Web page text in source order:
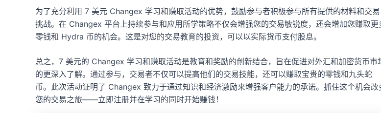
为了充分利用 7 美元 Changex 学习和赚取活动的优势，鼓励参与者积极参与所有提供的材料和交易
挑战。在 Changex 平台上持续参与和应用所学策略不仅会增强您的交易敏锐度，还会增加您赚取更
零钱和 Hydra 币的机会。这是对您的交易教育的投资，可以以实际货币支付股息。
总之，7 美元的 Changex 学习和赚取活动是教育和奖励的创新结合，旨在促进对外汇和加密货币市
的更深入了解。通过参与，交易者不仅可以提高他们的交易技能，还可以赚取宝贵的零钱和九头蛇
币。此次活动证明了 Changex 致力于通过知识和经济激励来增强客户能力的承诺。抓住这个机会改
您的交易之旅——立即注册并在学习的同时开始赚钱！